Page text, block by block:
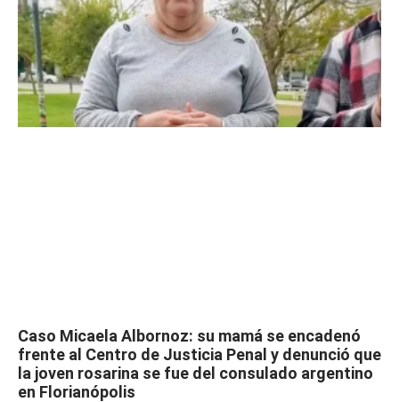
Caso Micaela Albornoz: su mamá se encadenó
frente al Centro de Justicia Penal y denunció que
la joven rosarina se fue del consulado argentino
en Florianópolis